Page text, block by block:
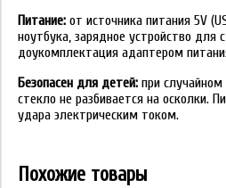
Питание: от источника питания 5V
ноутбука, зарядное устройство
доукомплектация адаптером
Безопасен для детей: при случайном
стекло не разбивается на осколки.
удара электрическим током.
Похожие товары